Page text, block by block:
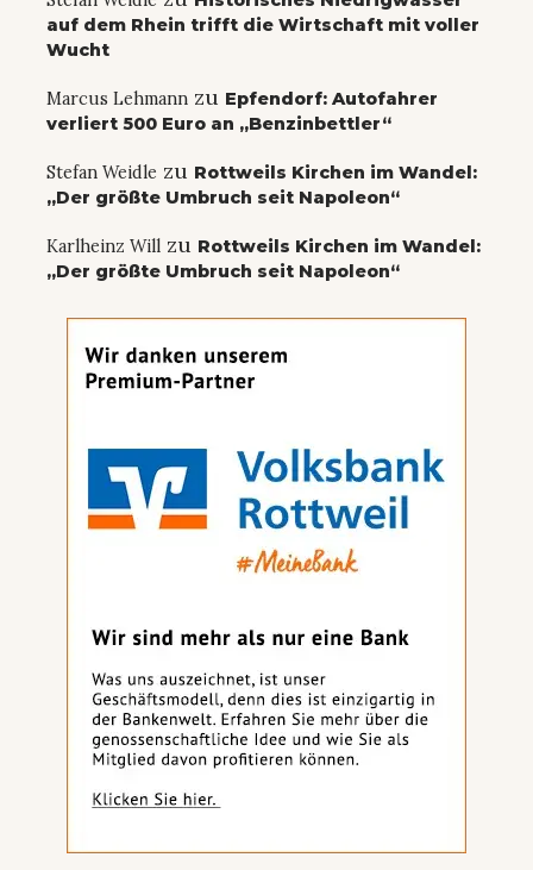
auf dem Rhein trifft die Wirtschaft mit voller
Wucht
Marcus Lehmann zu Epfendorf: Autofahrer
verliert 500 Euro an „Benzinbettler“
Stefan Weidle zu Rottweils Kirchen im Wandel:
„Der größte Umbruch seit Napoleon“
Karlheinz Will zu Rottweils Kirchen im Wandel:
„Der größte Umbruch seit Napoleon“